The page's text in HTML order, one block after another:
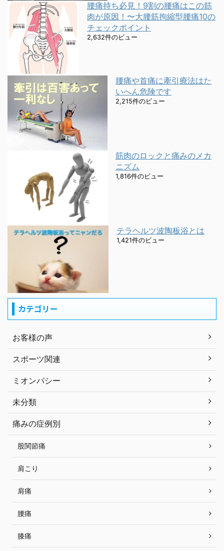
腰痛持ち必見！9割の腰痛はこの筋
肉が原因！〜大腰筋拘縮型腰痛10の
チェックポイント
2,632件のビュー
腰痛や首痛に牽引療法はた
いへん危険です
2,215件のビュー
筋肉のロックと痛みのメカ
ニズム
1,816件のビュー
テラヘルツ波陶板浴とは
1,421件のビュー
カテゴリー
お客様の声
スポーツ関連
ミオンパシー
未分類
痛みの症例別
股関節痛
肩こり
肩痛
腰痛
膝痛